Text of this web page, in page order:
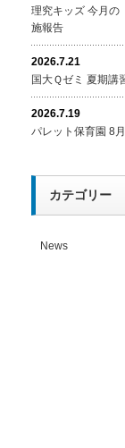
理究キッズ 今月の
施報告
2026.7.21
国大Ｑゼミ 夏期講
2026.7.19
パレット保育園 8
カテゴリー
News